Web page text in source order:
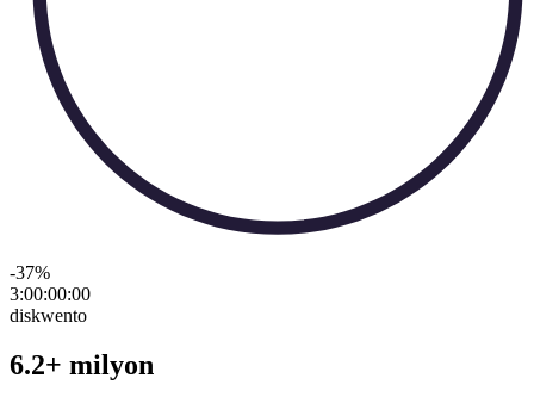
-37%
3:00:00:00
diskwento
6.2+ milyon